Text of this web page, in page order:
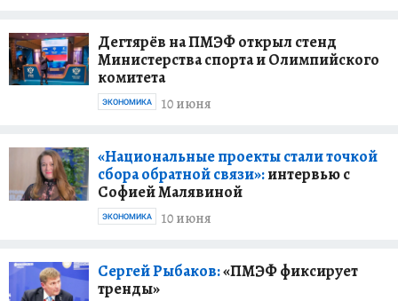
Дегтярёв на ПМЭФ открыл стенд
Министерства спорта и Олимпийского
комитета
10 июня
ЭКОНОМИКА
«Национальные проекты стали точкой
сбора обратной связи»:интервью с
Софией Малявиной
10 июня
ЭКОНОМИКА
Сергей Рыбаков:«ПМЭФ фиксирует
тренды»